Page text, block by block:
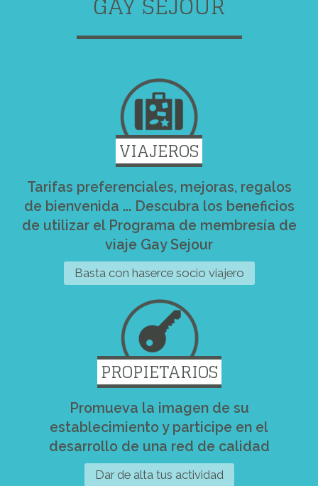
VIAJEROS
Tarifas preferenciales, mejoras, regalos
de bienvenida ... Descubra los beneficios
de utilizar el Programa de membresía de
viaje Gay Sejour
Basta con haserce socio viajero
PROPIETARIOS
Promueva la imagen de su
establecimiento y participe en el
desarrollo de una red de calidad
Dar de alta tus actividad